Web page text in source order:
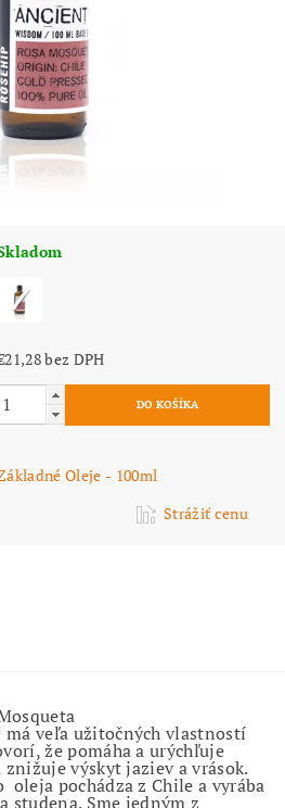
€21,28 bez DPH
Oleje - 100ml
Strážiť cenu
má veľa užitočných vlastností
že pomáha a urýchľuje
výskyt jaziev a vrások.
pochádza z Chile a vyrába
studena. Sme jedným z